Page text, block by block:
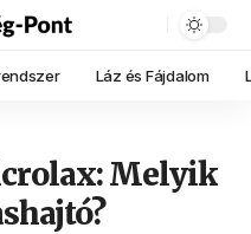
Láz és Fájdalom
Melyik